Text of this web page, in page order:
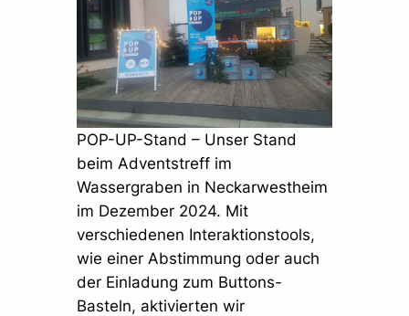
POP-UP-Stand – Unser Stand
beim Adventstreff im
Wassergraben in Neckarwestheim
im Dezember 2024. Mit
verschiedenen Interaktionstools,
wie einer Abstimmung oder auch
der Einladung zum Buttons-
Basteln, aktivierten wir